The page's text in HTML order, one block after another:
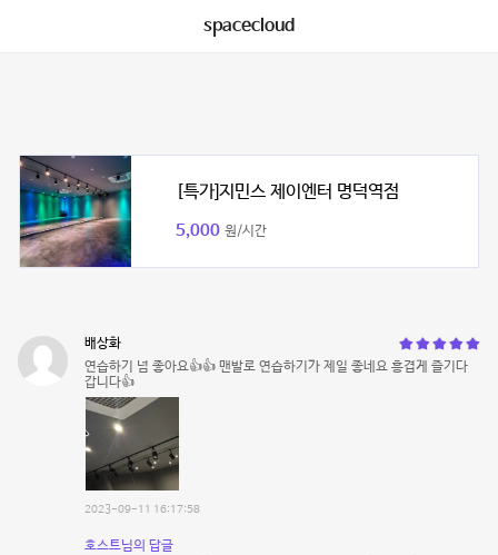
spacecloud
[특가]지민스 제이엔터 명덕역점
5,000 원/시간
배상화
연습하기 넘 좋아요👍👍 맨발로 연습하기가 제일 좋네요 흥겹게 즐기다
갑니다👍
2023-09-11 16:17:58
호스트님의 답글